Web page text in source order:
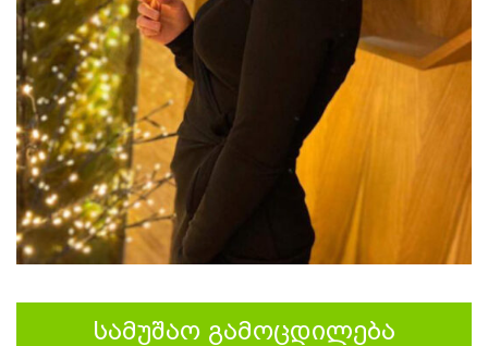
სამუშაო გამოცდილება